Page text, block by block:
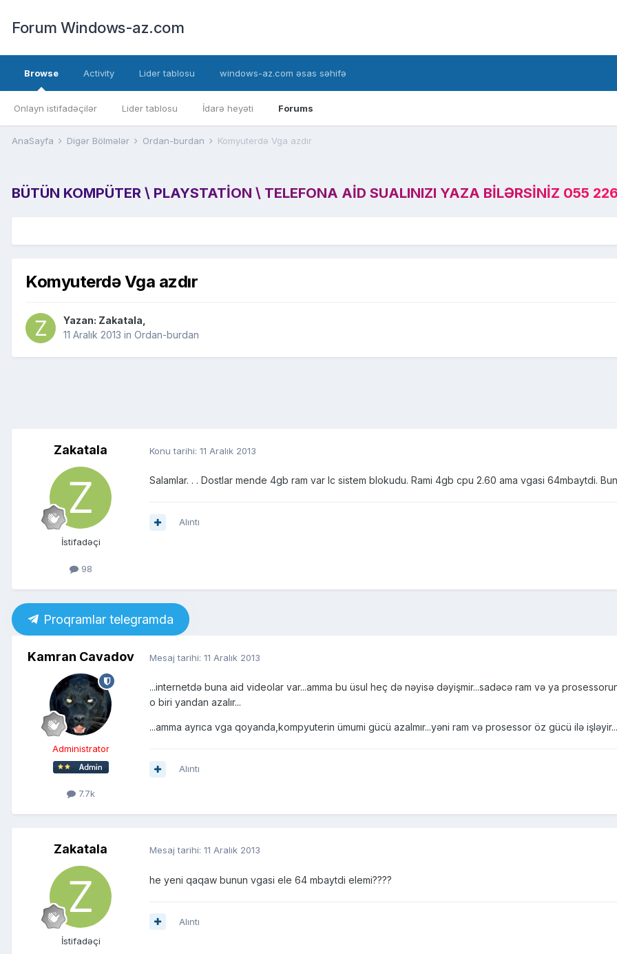
Forum Windows-az.com
Browse
Onlayn istifadəçilər Lider tablosu İdarə heyəti Forums
Activity Lider tablosu windows-az.com əsas səhifə
AnaSayfa Digər Bölmələr Ordan-burdan Komyuterdə Vga azdır
BÜTÜN KOMPÜTER \ PLAYSTATION \ TELEFONA AID SUALINIZI YAZA BILƏRSINIZ 055
Komyuterdə Vga azdır
Yazan: Zakatala
11 Aralık 2013 in Ordan-burdan
Zakatala
İstifadəçi
98
Konu tarihi: 11 Aralık 2013
Salamlar. . . Dostlar mende 4gb ram var lc sistem blokudu. Rami 4gb cpu 2.60 ama vgasi 64mbaytdi.
Alıntı
Proqramlar telegramda
Kamran Cavadov
Administrator
7.7k
Mesaj tarihi: 11 Aralık 2013
...internetdə buna aid videolar var...amma bu üsul heç də nəyisə dəyişmir...sadəcə ram və ya prosessorun
o biri yandan azalır...
...amma ayrıca vga qoyanda,kompyuterin ümumi gücü azalmır...yəni ram və prosessor öz gücü ilə işləyir...
Alıntı
Zakatala
İstifadəçi
Mesaj tarihi: 11 Aralık 2013
he yeni qaqaw bunun vgasi ele 64 mbaytdi elemi????
Alıntı